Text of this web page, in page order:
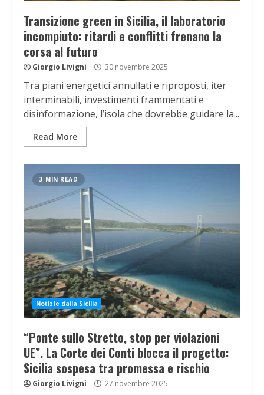
Transizione green in Sicilia, il laboratorio
incompiuto: ritardi e conflitti frenano la
corsa al futuro
Giorgio Livigni 30 novembre 2025
Tra piani energetici annullati e riproposti, iter
interminabili, investimenti frammentati e
disinformazione, l’isola che dovrebbe guidare la...
Read More
3 MIN READ
Notizie dalla Sicilia
“Ponte sullo Stretto, stop per violazioni
UE”. La Corte dei Conti blocca il progetto:
Sicilia sospesa tra promessa e rischio
Giorgio Livigni 27 novembre 2025